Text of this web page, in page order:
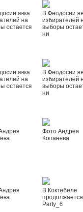
явка
на
остается
В Феодосии
избирателей
выборы
ни
явка
на
остается
В Феодосии
избирателей
выборы
ни
Фото Андрея
Копанёва
В Коктебеле
Party_6